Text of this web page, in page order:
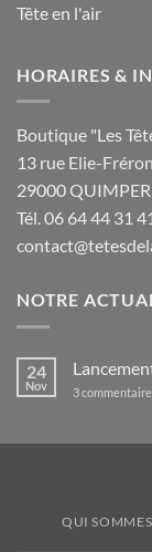
Tête en l'air
HORAIRES &
Boutique "Les
13 rue Elie-Fréron
29000 QUIMPER
Tél. 06 64 44 31
NOTRE
24
Nov 3
QUI